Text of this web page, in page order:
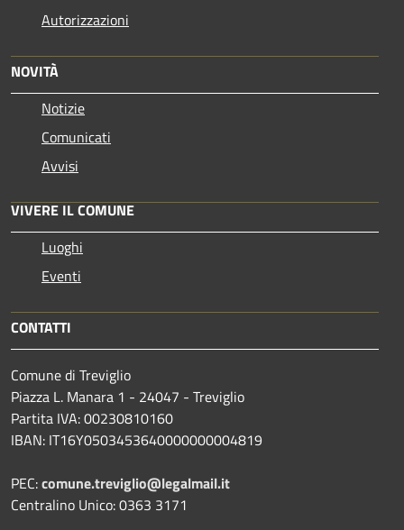
Autorizzazioni
NOVITÀ
Notizie
Comunicati
Avvisi
VIVERE IL COMUNE
Luoghi
Eventi
CONTATTI
Comune di Treviglio
Piazza L. Manara 1 - 24047 - Treviglio
Partita IVA: 00230810160
IBAN: IT16Y0503453640000000004819
PEC:comune.treviglio@legalmail.it
Centralino Unico: 0363 3171